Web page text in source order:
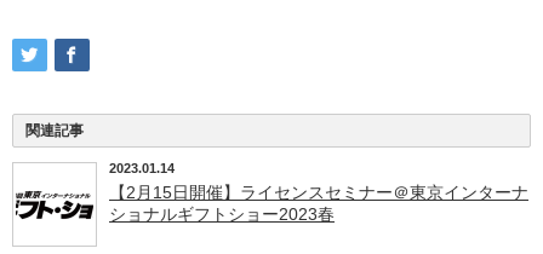
関連記事
2023.01.14
【2月15日開催】ライセンスセミナー＠東京インターナ
ショナルギフトショー2023春